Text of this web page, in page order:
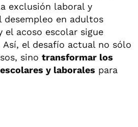
exclusión laboral y
desempleo en adultos
acoso escolar sigue
Así, el desafío actual no sólo
sino transformar los
y laborales para